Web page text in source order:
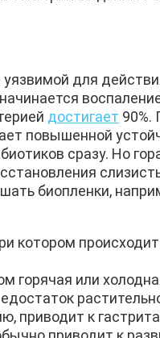
для
достигает 90%.
повышенной
сразу. Но
биопленки,
котором
горячая или
приводит к